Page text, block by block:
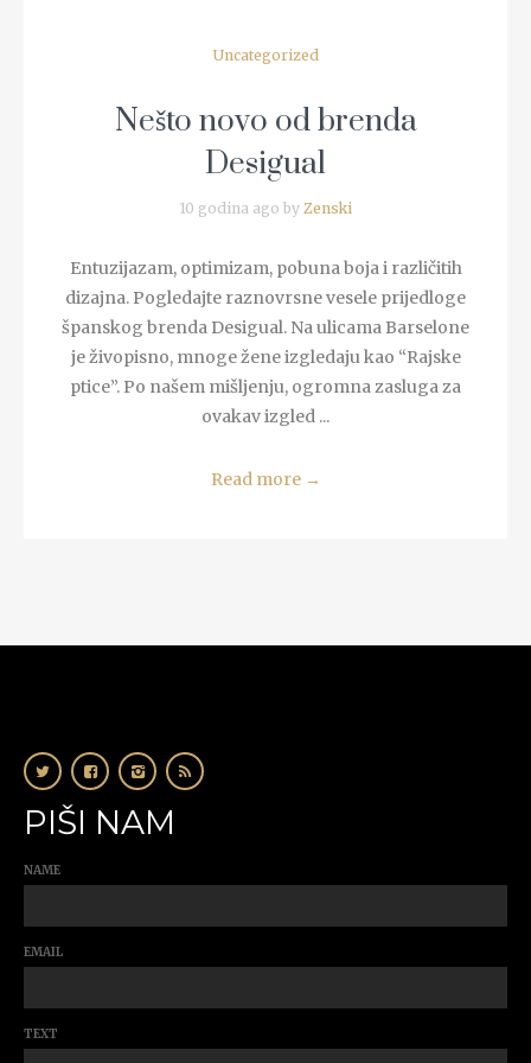
Uncategorized
Nešto novo od brenda
Desigual
10 godina ago by Zenski
Entuzijazam, optimizam, pobuna boja i različitih
dizajna. Pogledajte raznovrsne vesele prijedloge
španskog brenda Desigual. Na ulicama Barselone
je živopisno, mnoge žene izgledaju kao “Rajske
ptice”. Po našem mišljenju, ogromna zasluga za
ovakav izgled ...
Read more →
PIŠI NAM
NAME
EMAIL
TEXT